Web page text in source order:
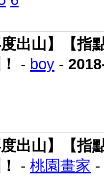
出山】【指
- boy -
出山】【指
- 桃園畫家 -